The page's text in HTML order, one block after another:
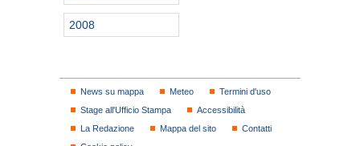
2008
News su mappa Meteo
Termini d'uso
Stage all'Ufficio Stampa
Accessibilità
La Redazione
Mappa del sito
Contatti